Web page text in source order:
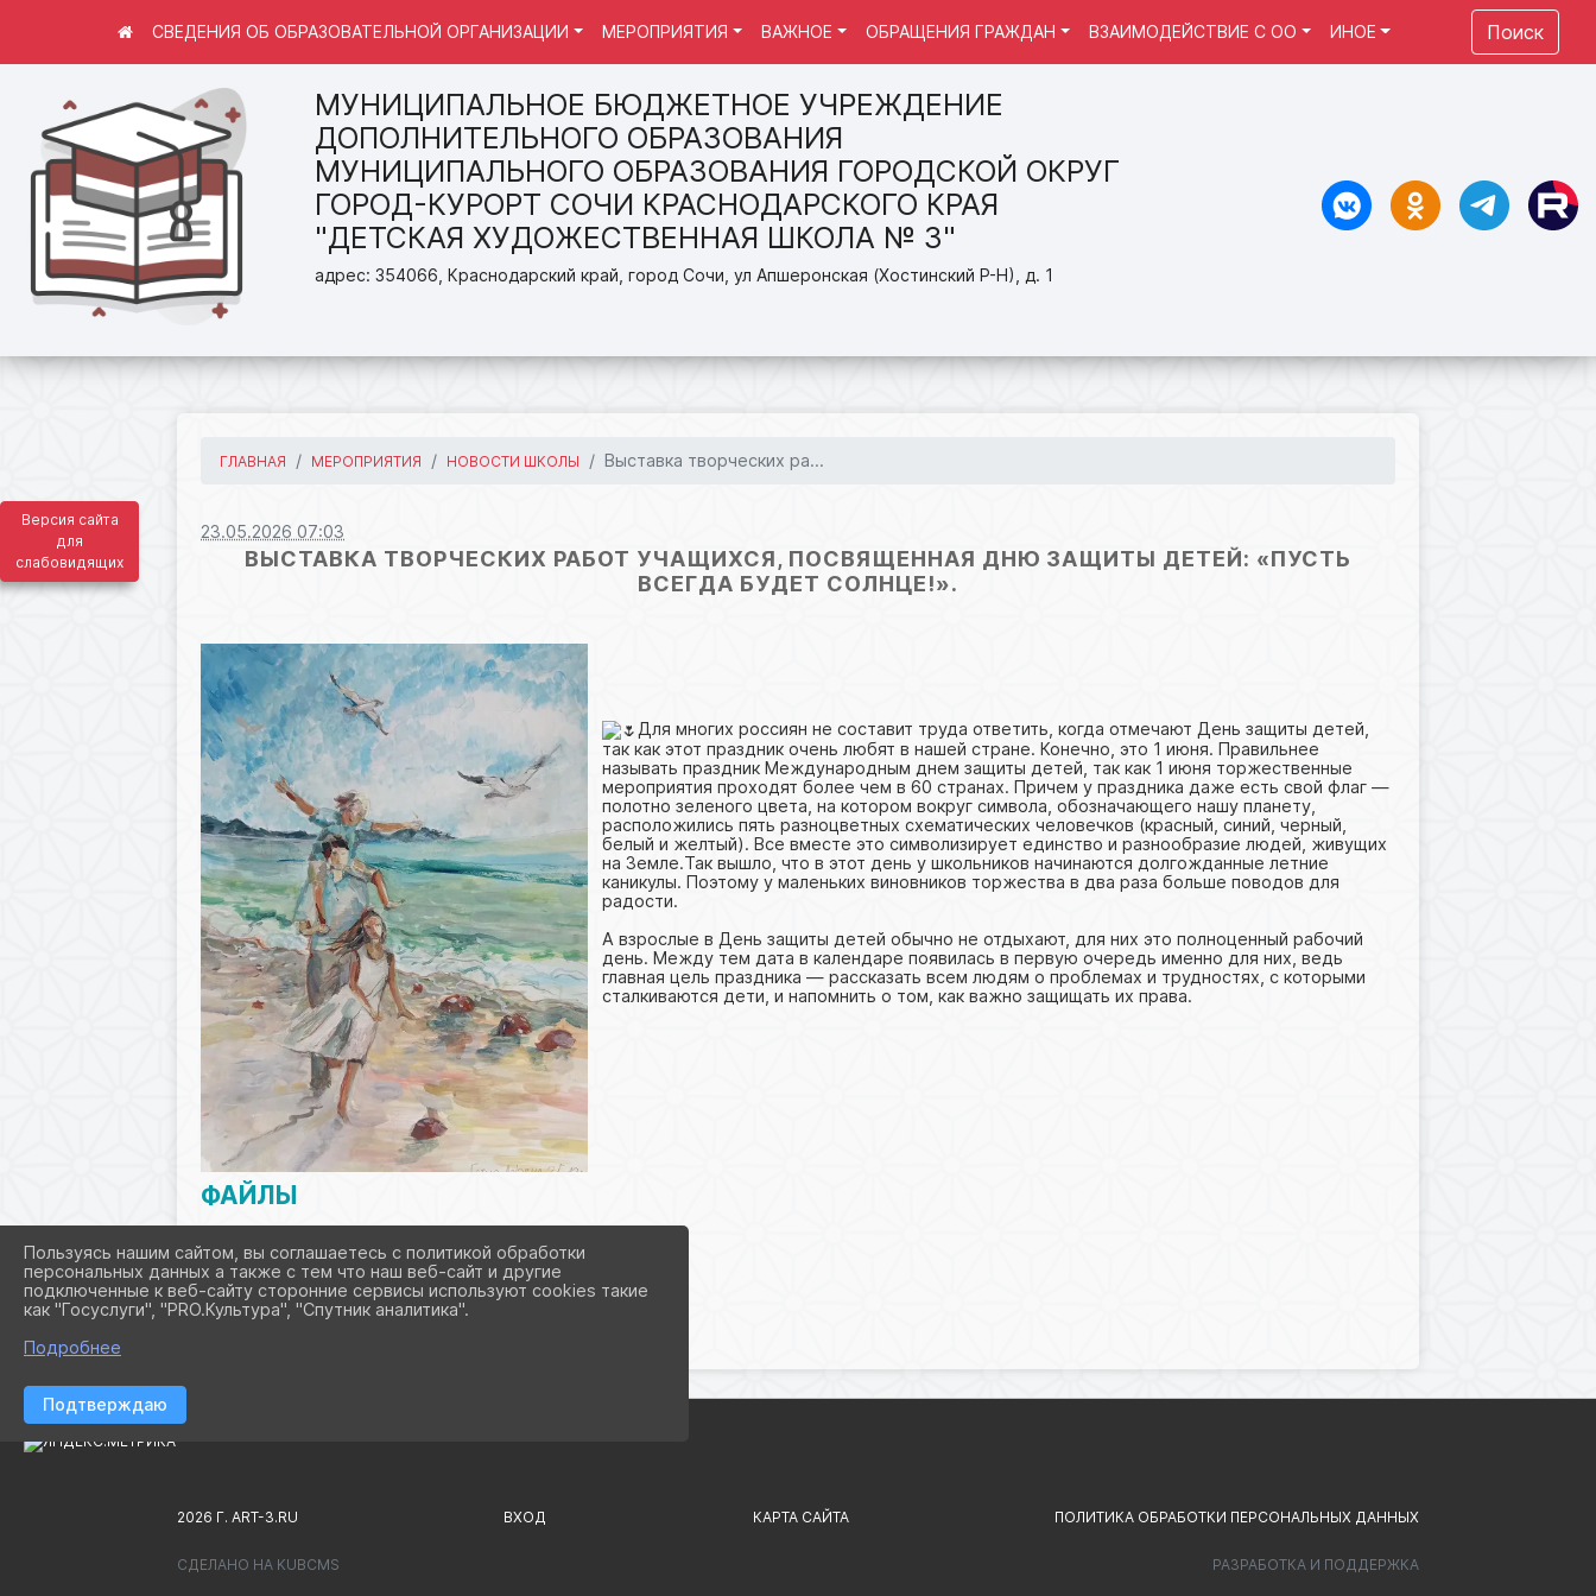
Версия сайта
для
слабовидящих
МУНИЦИПАЛЬНОЕ БЮДЖЕТНОЕ УЧРЕЖДЕНИЕ
ДОПОЛНИТЕЛЬНОГО ОБРАЗОВАНИЯ
МУНИЦИПАЛЬНОГО ОБРАЗОВАНИЯ ГОРОДСКОЙ ОКРУГ
ГОРОД-КУРОРТ СОЧИ КРАСНОДАРСКОГО КРАЯ
"ДЕТСКАЯ ХУДОЖЕСТВЕННАЯ ШКОЛА № 3"
адрес: 354066, Краснодарский край, город Сочи, ул Апшеронская (Хостинский Р-Н), д. 1
СВЕДЕНИЯ ОБ ОБРАЗОВАТЕЛЬНОЙ ОРГАНИЗАЦИИ МЕРОПРИЯТИЯ ВАЖНОЕ ОБРАЩЕНИЯ ГРАЖДАН ВЗАИМОДЕЙСТВИЕ С ОО ИНОЕ Поиск
ГЛАВНАЯ МЕРОПРИЯТИЯ НОВОСТИ ШКОЛЫ Выставка творческих ра...
23.05.2026 07:03
ВЫСТАВКА ТВОРЧЕСКИХ РАБОТ УЧАЩИХСЯ, ПОСВЯЩЕННАЯ ДНЮ ЗАЩИТЫ ДЕТЕЙ: «ПУСТЬ
ВСЕГДА БУДЕТ СОЛНЦЕ!».
ФАЙЛЫ
1 июня (34.4 MiB)
Для многих россиян не составит труда ответить, когда отмечают День защиты детей,
так как этот праздник очень любят в нашей стране. Конечно, это 1 июня. Правильнее
называть праздник Международным днем защиты детей, так как 1 июня торжественные
мероприятия проходят более чем в 60 странах. Причем у праздника даже есть свой флаг —
полотно зеленого цвета, на котором вокруг символа, обозначающего нашу планету,
расположились пять разноцветных схематических человечков (красный, синий, черный,
белый и желтый). Все вместе это символизирует единство и разнообразие людей, живущих
на Земле.Так вышло, что в этот день у школьников начинаются долгожданные летние
каникулы. Поэтому у маленьких виновников торжества в два раза больше поводов для
радости.
А взрослые в День защиты детей обычно не отдыхают, для них это полноценный рабочий
день. Между тем дата в календаре появилась в первую очередь именно для них, ведь
главная цель праздника — рассказать всем людям о проблемах и трудностях, с которыми
сталкиваются дети, и напомнить о том, как важно защищать их права.
2026 Г. ART-3.RU ВХОД КАРТА САЙТА ПОЛИТИКА ОБРАБОТКИ ПЕРСОНАЛЬНЫХ ДАННЫХ
СДЕЛАНО НА KUBCMS РАЗРАБОТКА И ПОДДЕРЖКА
Пользуясь нашим сайтом, вы соглашаетесь с политикой обработки
персональных данных а также с тем что наш веб-сайт и другие
подключенные к веб-сайту сторонние сервисы используют cookies такие
как "Госуслуги", "PRO.Культура", "Спутник аналитика".
Подробнее
Подтверждаю